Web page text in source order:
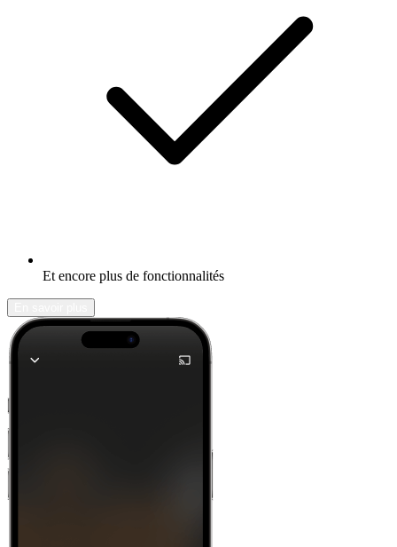
Et encore plus de fonctionnalités